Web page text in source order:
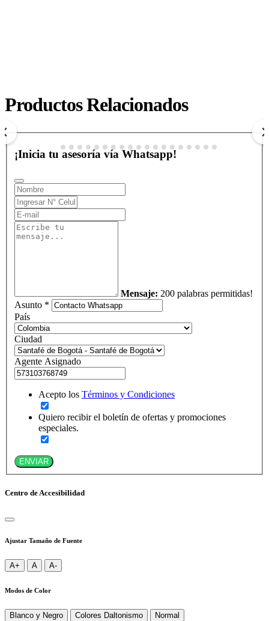
Productos Relacionados
$ 1.300.000COP
¡Inicia tu asesoría vía Whatsapp!
Mensaje: 200 palabras permitidas!
Asunto *
País
Ciudad
Agente Asignado
Acepto los Términos y Condiciones
Quiero recibir el boletín de ofertas y promociones
especiales.
ENVIAR
Centro de Accesibilidad
Ajustar Tamaño de Fuente
A+ A A-
Modos de Color
Blanco y Negro Colores Daltonismo Normal